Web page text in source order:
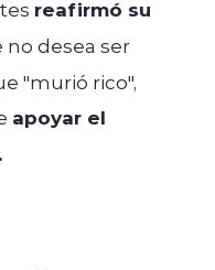
reafirmó su
no desea ser
"murió rico",
apoyar el